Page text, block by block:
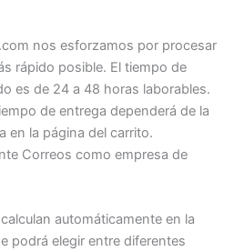
nos esforzamos por procesar
rápido posible. El tiempo de
es de 24 a 48 horas laborables.
de entrega dependerá de la
en la página del carrito.
Correos como empresa de
automáticamente en la
podrá elegir entre diferentes